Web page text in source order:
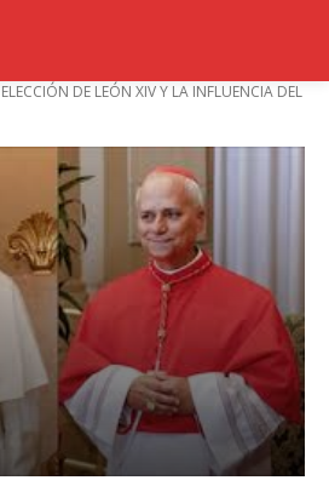
ELECCIÓN DE LEÓN XIV Y LA INFLUENCIA DEL